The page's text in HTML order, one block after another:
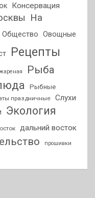
Консервация
На
Общество Овощные
Рецепты
Рыба
Рыбные
праздничные
Слухи
Экология
дальний восток
прошивки